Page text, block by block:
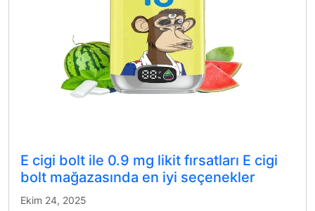
E cigi bolt ile 0.9 mg likit fırsatları E cigi
bolt mağazasında en iyi seçenekler
Ekim 24, 2025